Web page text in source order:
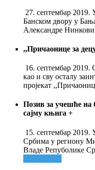
27. септембар 2019.
Банском двору у
Александре
,,Причаонице за
16. септембар 2019.
као и сву осталу
пројекат
Позив за учешће на
сајму књига +
15. септембар 2019.
Србима у региону
Владе Репуболике